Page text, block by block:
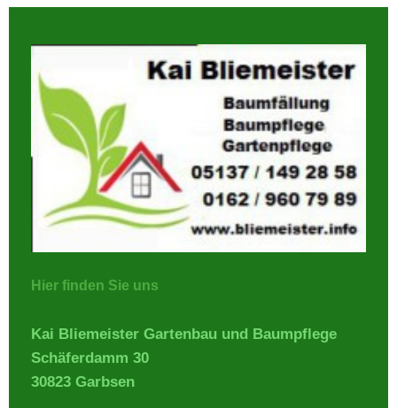
Hier finden Sie uns
Kai Bliemeister Gartenbau und Baumpflege
Schäferdamm 30
30823 Garbsen